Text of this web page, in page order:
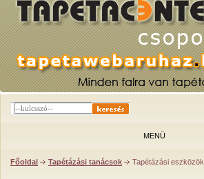
MENÜ
Főoldal Tapétázási tanácsok Tapétázási